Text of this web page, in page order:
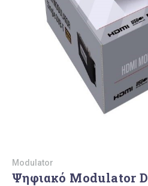
Modulator
Ψηφιακό Modulator